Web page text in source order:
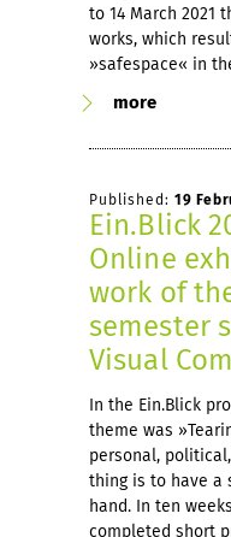
to 14 March 2021
works, which
»safespace« in
more
Published: 19
Ein.Blick
Online
work of
semester
Visual
In the Ein.Blick
theme was
personal,
thing is to have a
hand. In ten
completed short